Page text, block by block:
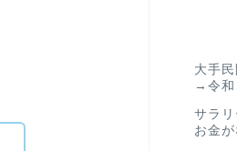
大手
→令和
サラ
お金が